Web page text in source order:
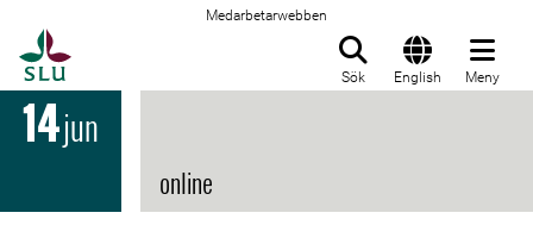
Medarbetarwebben
Sök English Meny
14jun
online